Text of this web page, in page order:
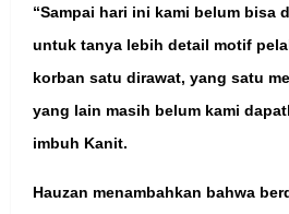
“Sampai hari ini kami belum bisa
untuk tanya lebih detail motif
korban satu dirawat, yang satu
yang lain masih belum kami
imbuh Kanit.
Hauzan menambahkan bahwa